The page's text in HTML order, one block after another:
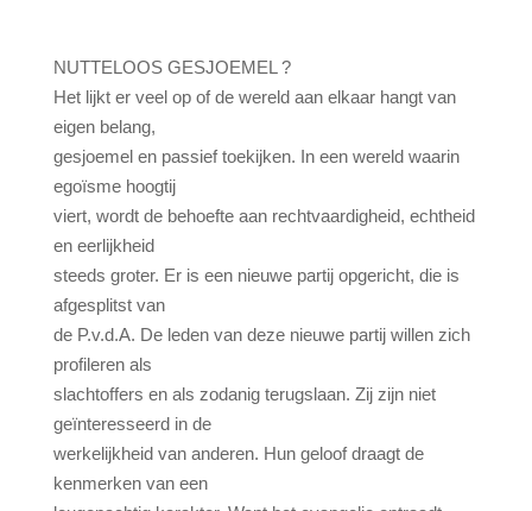
NUTTELOOS GESJOEMEL ?
Het lijkt er veel op of de wereld aan elkaar hangt van
eigen belang,
gesjoemel en passief toekijken. In een wereld waarin
egoïsme hoogtij
viert, wordt de behoefte aan rechtvaardigheid, echtheid
en eerlijkheid
steeds groter. Er is een nieuwe partij opgericht, die is
afgesplitst van
de P.v.d.A. De leden van deze nieuwe partij willen zich
profileren als
slachtoffers en als zodanig terugslaan. Zij zijn niet
geïnteresseerd in de
werkelijkheid van anderen. Hun geloof draagt de
kenmerken van een